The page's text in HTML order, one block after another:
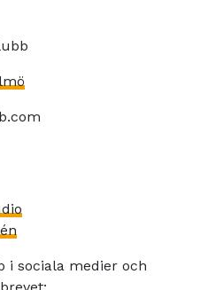
i sociala medier och